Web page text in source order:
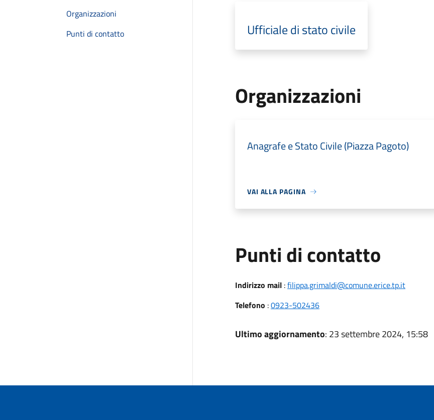
Organizzazioni
Punti di contatto
Ufficiale di stato civile
Organizzazioni
Anagrafe e Stato Civile (Piazza Pagoto)
VAI ALLA PAGINA
Punti di contatto
Indirizzo mail:filippa.grimaldi@comune.erice.tp.it
Telefono :0923-502436
Ultimo aggiornamento: 23 settembre 2024, 15:58